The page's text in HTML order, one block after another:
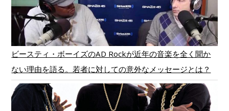
ビースティ・ボーイズのAD Rockが近年の音楽を全く聞か
ない理由を語る。若者に対しての意外なメッセージとは？